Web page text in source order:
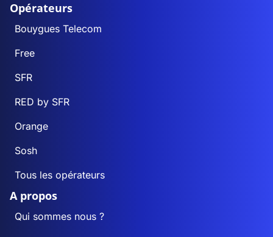
Opérateurs
Bouygues Telecom
Free
SFR
RED by SFR
Orange
Sosh
Tous les opérateurs
A propos
Qui sommes nous ?